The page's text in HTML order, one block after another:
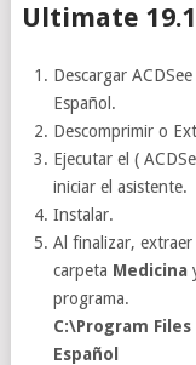
Ultimate
Descargar
Español.
Descomprimir o
Ejecutar el (
iniciar el asistente.
Instalar.
Al finalizar,
carpeta Medicina
programa.
C:\Program
Español